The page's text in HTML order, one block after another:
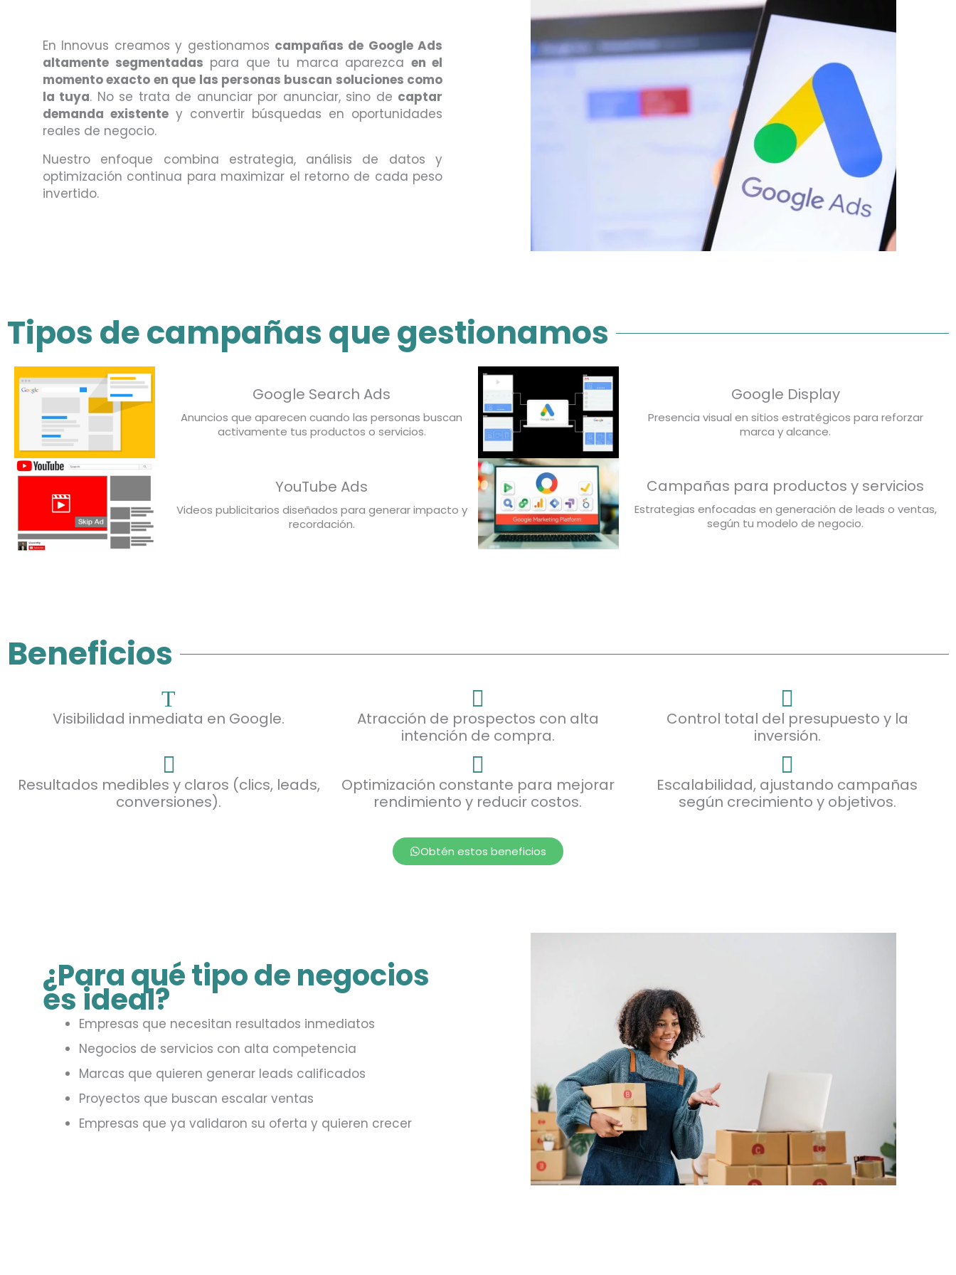
En Innovus creamos y gestionamos campañas de Google Ads
altamente segmentadas para que tu marca aparezca en el
momento exacto en que las personas buscan soluciones como
la tuya. No se trata de anunciar por anunciar, sino de captar
demanda existente y convertir búsquedas en oportunidades
reales de negocio.
Nuestro enfoque combina estrategia, análisis de datos y
optimización continua para maximizar el retorno de cada peso
invertido.
Tipos de campañas que gestionamos
Google Search Ads
Anuncios que aparecen cuando las personas buscan
activamente tus productos o servicios.
Google Display
Presencia visual en sitios estratégicos para reforzar
marca y alcance.
YouTube Ads
Videos publicitarios diseñados para generar impacto y
recordación.
Campañas para productos y servicios
Estrategias enfocadas en generación de leads o ventas,
según tu modelo de negocio.
Beneficios
Visibilidad inmediata en Google.
Atracción de prospectos con alta
intención de compra.
Control total del presupuesto y la
inversión.
Resultados medibles y claros (clics, leads,
conversiones).
Optimización constante para mejorar
rendimiento y reducir costos.
Escalabilidad, ajustando campañas
según crecimiento y objetivos.
Obtén estos beneficios
¿Para qué tipo de negocios
es ideal?
Empresas que necesitan resultados inmediatos
Negocios de servicios con alta competencia
Marcas que quieren generar leads calificados
Proyectos que buscan escalar ventas
Empresas que ya validaron su oferta y quieren crecer